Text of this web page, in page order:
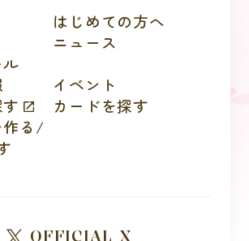
はじめての方へ
ニュース
イベント
カードを探す
作る/
OFFICIAL X